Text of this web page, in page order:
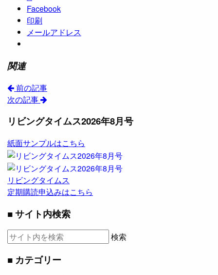
Facebook
印刷
メールアドレス
関連
前の記事
次の記事
リビングタイムス2026年8月号
紙面サンプルはこちら
リビングタイムス
定期購読申込みはこちら
■ サイト内検索
検索
■ カテゴリー